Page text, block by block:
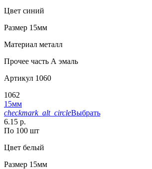
Цвет синий
Размер 15мм
Материал металл
Прочее часть А эмаль
Артикул 1060
1062
15мм
checkmark_alt_circleВыбрать
6.15 р.
По 100 шт
Цвет белый
Размер 15мм